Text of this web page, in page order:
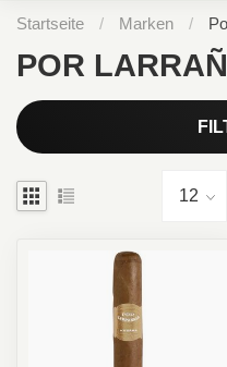
Startseite / Marken /
POR